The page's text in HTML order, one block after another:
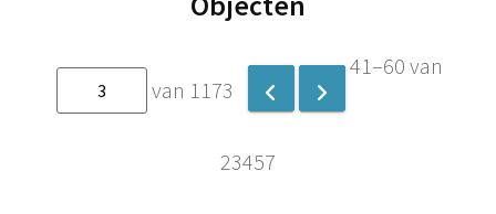
van 1173
41–60 van
23457